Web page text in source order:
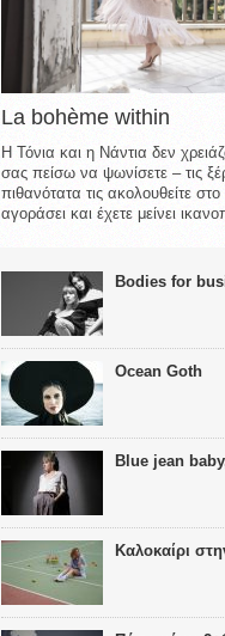
La bohème within
Η Τόνια και η Νάντια δεν
σας πείσω να ψωνίσετε – τις
πιθανότατα τις ακολουθείτε
αγοράσει και έχετε μείνει
Bodies for
Ocean Goth
Blue jean
Καλοκαίρι